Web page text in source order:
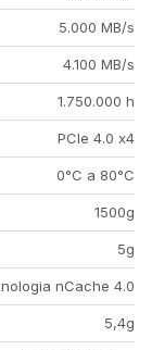
5.000 MB/s
4.100 MB/s
1.750.000 h
PCIe 4.0 x4
0°C a 80°C
1500g
5g
nCache 4.0
5,4g